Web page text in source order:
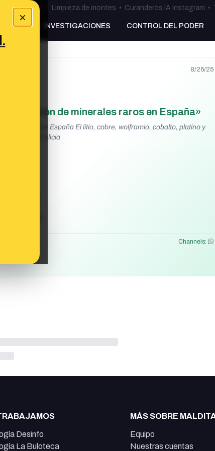
×
Bulos Ceuta • Limpieza de montes • Curanderos IA Instagram •
INVESTIGACIONES CONTROL DEL PODER
8/26/25
extracción de minerales raros en España»
raros en España El litio, cobre, wolframio, cobalto, platino y
Mancha y Galicia
Channels:
Desinfo
La Buloteca
MÁS SOBRE
Equipo
Nuestras cuentas